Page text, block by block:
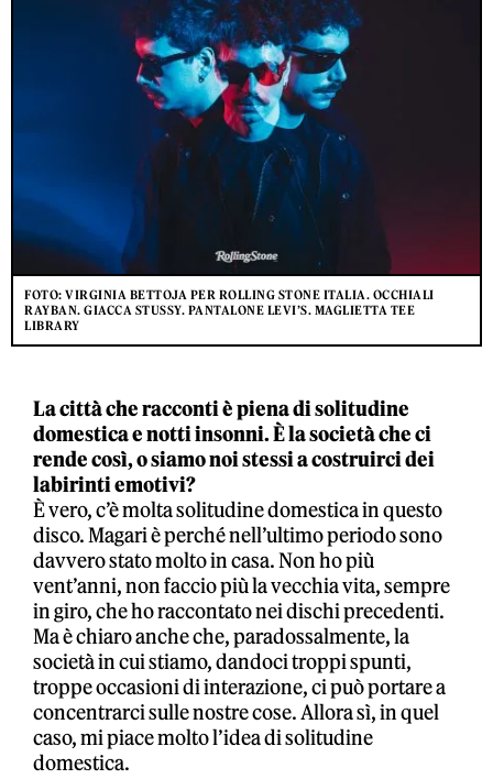
FOTO: VIRGINIA BETTOJA PER ROLLING STONE ITALIA. OCCHIALI
RAYBAN. GIACCA STUSSY. PANTALONE LEVI’S. MAGLIETTA TEE
LIBRARY
La città che racconti è piena di solitudine
domestica e notti insonni. È la società che ci
rende così, o siamo noi stessi a costruirci dei
labirinti emotivi?
È vero, c’è molta solitudine domestica in questo
disco. Magari è perché nell’ultimo periodo sono
davvero stato molto in casa. Non ho più
vent’anni, non faccio più la vecchia vita, sempre
in giro, che ho raccontato nei dischi precedenti.
Ma è chiaro anche che, paradossalmente, la
società in cui stiamo, dandoci troppi spunti,
troppe occasioni di interazione, ci può portare a
concentrarci sulle nostre cose. Allora sì, in quel
caso, mi piace molto l’idea di solitudine
domestica.